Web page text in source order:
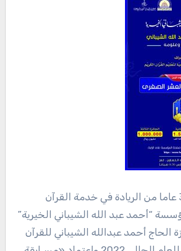
بمناسبة مرور 30 عاما من الريادة في خدمة القرآن
“أحمد عبد الله الشيباني الخيرية”
أحمد عبدالله الشيباني للقرآن